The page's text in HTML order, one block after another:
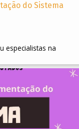
do Sistema
especialistas na